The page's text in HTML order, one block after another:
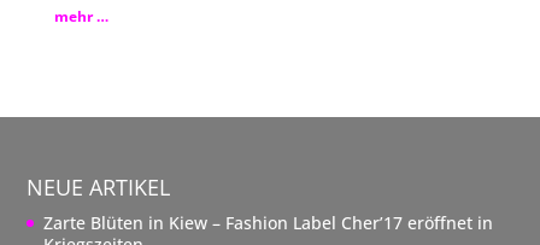
mehr …
NEUE ARTIKEL
Zarte Blüten in Kiew – Fashion Label Cher’17 eröffnet in